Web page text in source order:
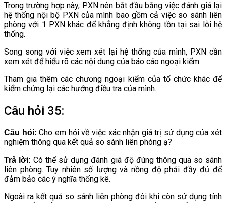
Trong trường hợp này, PXN nên bắt đầu bằng việc đánh giá lại
hệ thống nội bộ PXN của mình bao gồm cả việc so sánh liên
phòng với 1 PXN khác để khẳng định không tồn tại sai lỗi hệ
thống.
Song song với việc xem xét lại hệ thống của mình, PXN cần
xem xét để hiểu rõ các nội dung của báo cáo ngoại kiểm
Tham gia thêm các chương ngoại kiểm của tổ chức khác để
kiểm chứng lại các hướng điều tra của mình.
Câu hỏi 35:
Câu hỏi:Cho em hỏi về việc xác nhận giá trị sử dụng của xét
nghiệm thông qua kết quả so sánh liên phòng ạ?
Trả lời:Có thể sử dụng đánh giá độ đúng thông qua so sánh
liên phòng. Tuy nhiên số lượng và nồng độ phải đầy đủ để
đảm bảo các ý nghĩa thống kê.
Ngoài ra kết quả so sánh liên phòng đôi khi còn sử dụng tính